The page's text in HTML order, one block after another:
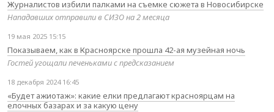
Журналистов избили палками на съемке сюжета в Новосибирске
Нападавших отправили в СИЗО на 2 месяца
19 мая 2025 15:15
Показываем, как в Красноярске прошла 42-ая музейная ночь
Гостей угощали печеньками с предсказанием
18 декабря 2024 16:45
«Будет ажиотаж»: какие елки предлагают красноярцам на
елочных базарах и за какую цену